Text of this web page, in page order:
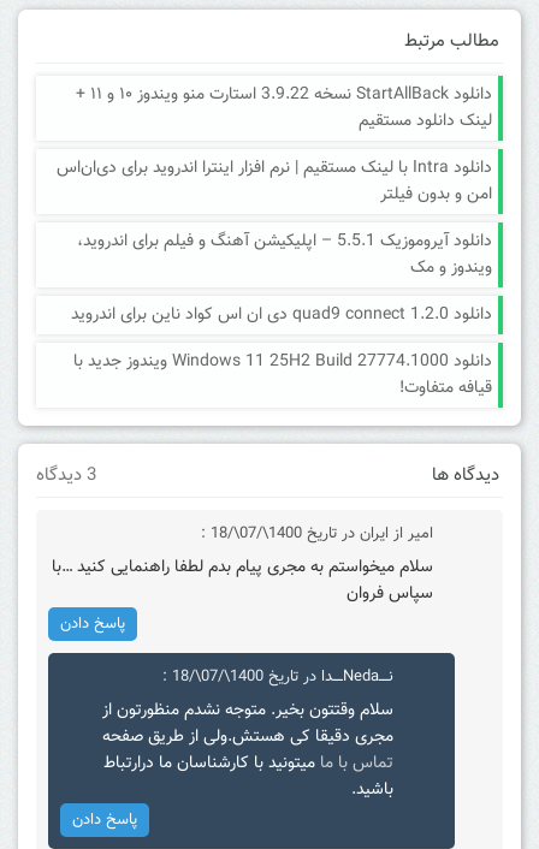
مطالب مرتبط
دانلود StartAllBack نسخه 3.9.22 استارت منو ویندوز ۱۰ و ۱۱ +
لینک دانلود مستقیم
دانلود Intra با لینک مستقیم | نرم افزار اینترا اندروید برای دی‌ان‌اس
امن و بدون فیلتر
دانلود آیروموزیک 5.5.1 – اپلیکیشن آهنگ و فیلم برای اندروید،
ویندوز و مک
دانلود quad9 connect 1.2.0 دی ان اس کواد ناین برای اندروید
دانلود Windows 11 25H2 Build 27774.1000 ویندوز جدید با
قیافه متفاوت!
دیدگاه ها 3 دیدگاه
امیر از ایران در تاریخ 1400\/07\/18 :
سلام میخواستم به مجری پیام بدم لطفا راهنمایی کنید …با
سپاس فروان
پاسخ دادن
نــــNedaــــدا در تاریخ 1400\/07\/18 :
سلام وقتتون بخیر. متوجه نشدم منظورتون از
مجری دقیقا کی هستش.ولی از طریق صفحه
تماس با ما میتونید با کارشناسان ما درارتباط
باشید.
پاسخ دادن